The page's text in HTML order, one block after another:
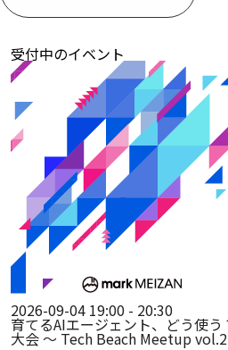
受付中のイベント
2026-09-04 19:00 - 20:30
育てるAIエージェント、どう使
大会 ～ Tech Beach Meetup